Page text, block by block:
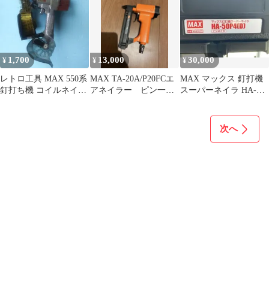
¥ 1,700
レトロ工具 MAX 550系
釘打ち機 コイルネイラ
¥ 13,000
MAX TA-20A/P20FCエ
アネイラー ピン一箱
¥30,000
MAX マックス 釘打機
スーパーネイラ HA-
次へ